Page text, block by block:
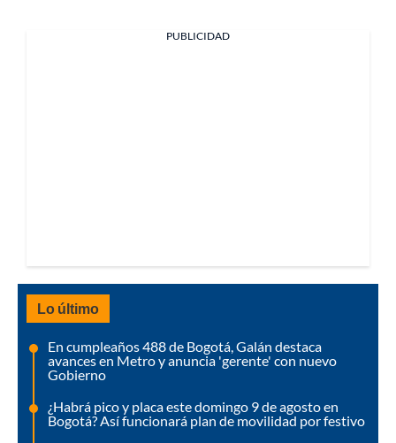
PUBLICIDAD
Lo último
En cumpleaños 488 de Bogotá, Galán destaca
avances en Metro y anuncia 'gerente' con nuevo
Gobierno
¿Habrá pico y placa este domingo 9 de agosto en
Bogotá? Así funcionará plan de movilidad por festivo